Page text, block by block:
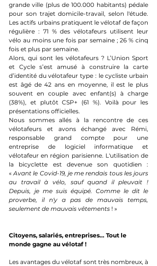
grande ville (plus de 100.000 habitants) pédale
pour son trajet domicile-travail, selon l'étude.
Les actifs urbains pratiquent le vélotaf de façon
régulière : 71 % des vélotafeurs utilisent leur
vélo au moins une fois par semaine ; 26 % cinq
fois et plus par semaine.
Alors, qui sont les vélotafeurs ? L’Union Sport
et Cycle s’est amusé à construire la carte
d’identité du vélotafeur type : le cycliste urbain
est âgé de 42 ans en moyenne, il est le plus
souvent en couple avec enfant(s) à charge
(38%), et plutôt CSP+ (61 %). Voilà pour les
présentations officielles.
Nous sommes allés à la rencontre de ces
vélotafeurs et avons échangé avec Rémi,
responsable grand compte pour une
entreprise de logiciel informatique et
vélotafeur en région parisienne. L'utilisation de
la bicyclette est devenue son quotidien :
« Avant le Covid-19, je me rendais tous les jours
au travail à vélo, sauf quand il pleuvait !
Depuis, je me suis équipé. Comme le dit le
proverbe, il n'y a pas de mauvais temps,
seulement de mauvais vêtements ! »
Citoyens, salariés, entreprises… Tout le
monde gagne au vélotaf !
Les avantages du vélotaf sont très nombreux, à